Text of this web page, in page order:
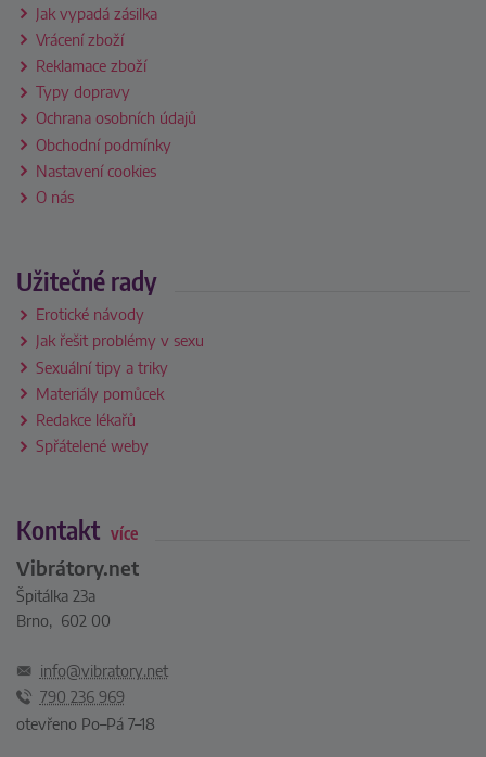
Jak vypadá zásilka
Vrácení zboží
Reklamace zboží
Typy dopravy
Ochrana osobních údajů
Obchodní podmínky
Nastavení cookies
O nás
Užitečné rady
Erotické návody
Jak řešit problémy v sexu
Sexuální tipy a triky
Materiály pomůcek
Redakce lékařů
Spřátelené weby
Kontakt více
Vibrátory.net
Špitálka 23a
Brno, 602 00
info@vibratory.net
790 236 969
otevřeno Po–Pá 7–18